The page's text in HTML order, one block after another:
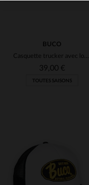
TAILLES DISPONIBLES
TU
BUCO
Casquette trucker avec logo jaune
39,00 €
TOUTES SAISONS